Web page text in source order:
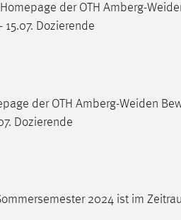
der OTH Amberg-
15.07. Dozierende
der OTH Amberg-Weiden
Dozierende
2024 ist im